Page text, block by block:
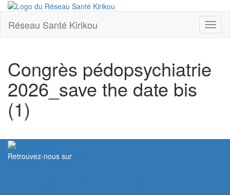
Réseau Santé Kirikou
Congrès pédopsychiatrie
2026_save the date bis
(1)
Retrouvez-nous sur